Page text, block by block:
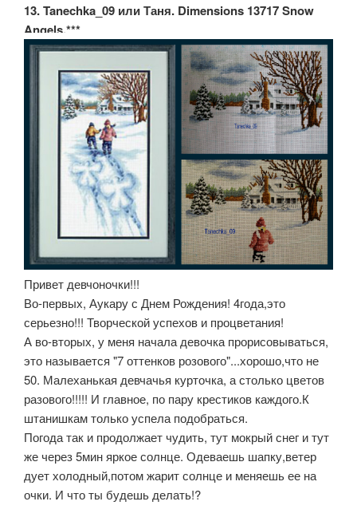
13. Tanechka_09 или Таня. Dimensions 13717 Snow
Angels.***
Привет девчоночки!!!
Во-первых, Аукару с Днем Рождения! 4года,это
серьезно!!! Творческой успехов и процветания!
А во-вторых, у меня начала девочка прорисовываться,
это называется "7 оттенков розового"...хорошо,что не
50. Малеханькая девчачья курточка, а столько цветов
разового!!!!! И главное, по пару крестиков каждого.К
штанишкам только успела подобраться.
Погода так и продолжает чудить, тут мокрый снег и тут
же через 5мин яркое солнце. Одеваешь шапку,ветер
дует холодный,потом жарит солнце и меняешь ее на
очки. И что ты будешь делать!?